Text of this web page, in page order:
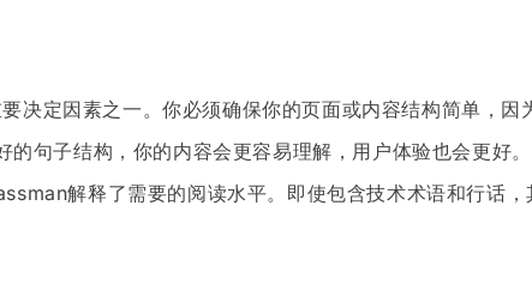
决定因素之一。你必须确保你的页面或内容结构简单，因
句子结构，你的内容会更容易理解，用户体验也会更好
解释了需要的阅读水平。即使包含技术术语和行话